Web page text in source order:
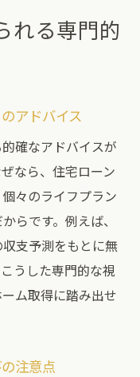
れる専門的
アドバイス
確なアドバイスが
なら、住宅ローン
々のライフプラン
らです。例えば、
支予測をもとに無
うした専門的な視
ム取得に踏み出せ
注意点